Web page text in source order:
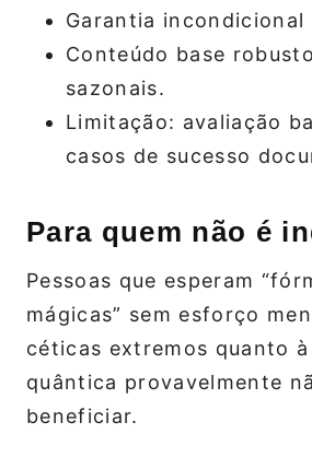
Garantia incondicional
Conteúdo base
sazonais.
Limitação: avaliação
casos de sucesso
Para quem não é
Pessoas que esperam
mágicas” sem esforço
céticas extremos quanto
quântica provavelmente
beneficiar.